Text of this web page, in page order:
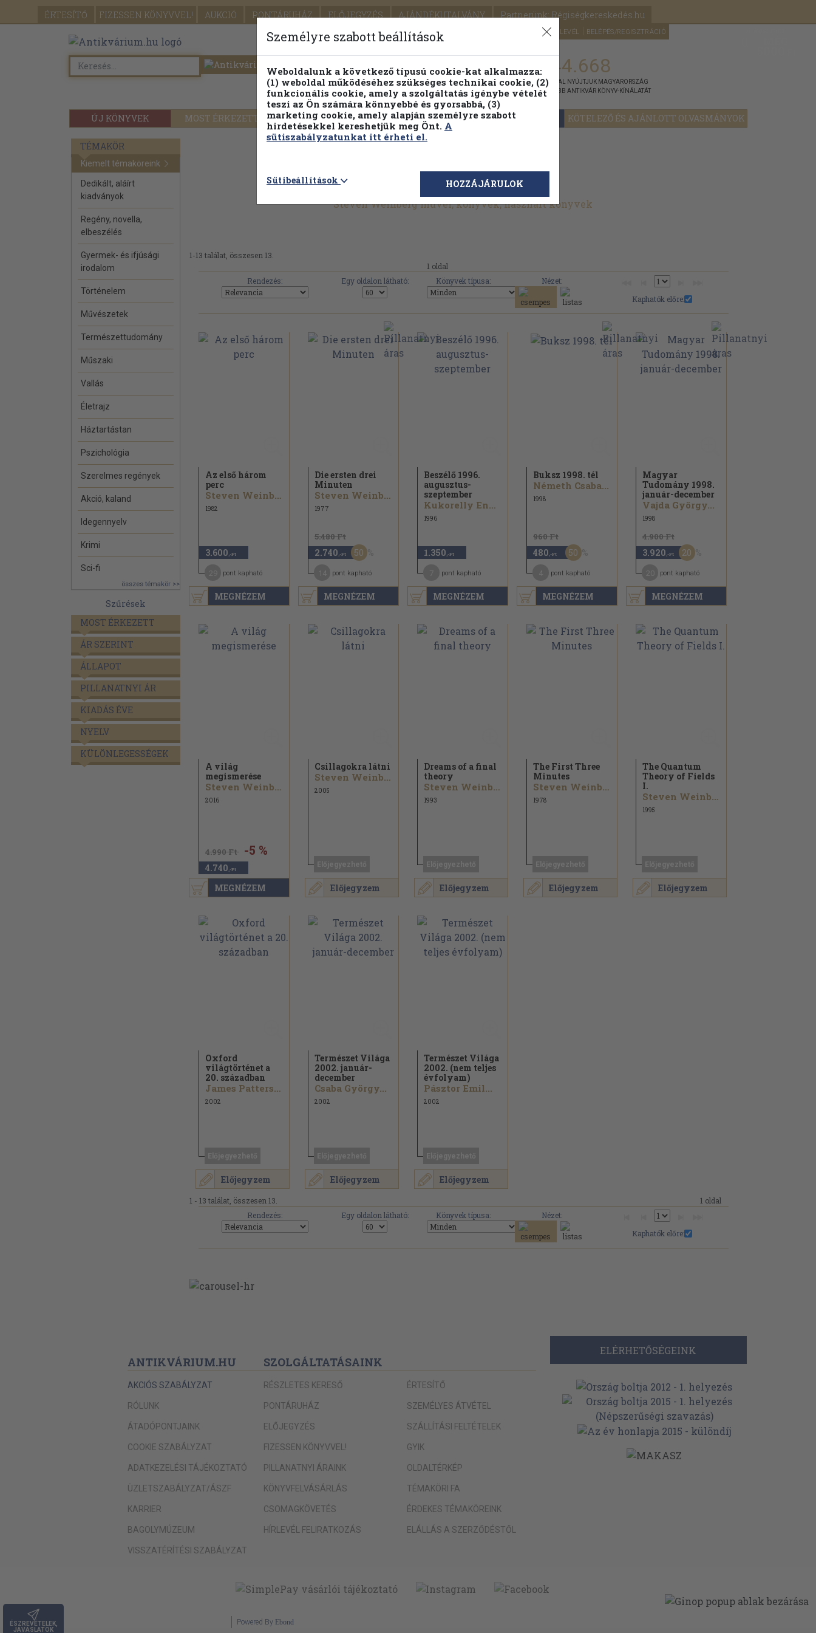
ÉRTESÍTŐ FIZESSEN KÖNYVVEL! AUKCIÓ PONTÁRUHÁZ ELŐJEGYZÉS AJÁNDÉKUTALVÁNY Partnerünk: Régiségkereskedés.hu
SEGÍTSÉG HÍRLEVÉL BELÉPÉS/REGISZTRÁCIÓ
ÚJ KÖNYVEK MOST ÉRKEZETT PILLANATNYI ÁRAINK FENNTARTHATÓ OLVASMÁNYOK KÖTELEZŐ ÉS AJÁNLOTT OLVASMÁNYOK
Részletes kereső Témaköri fa 1.144.668
KIADVÁNNYAL NYÚJTJUK MAGYARORSZÁG
LEGNAGYOBB ANTIKVÁR KÖNYV-KÍNÁLATÁT
ÉSZREVÉTELEK,
JAVASLATOK
TÉMAKÖR
Kiemelt témaköreink
Dedikált, aláírt
kiadványok
Regény, novella,
elbeszélés
Gyermek- és ifjúsági
irodalom
Történelem
Művészetek
Természettudomány
Műszaki
Vallás
Életrajz
Háztartástan
Pszichológia
Szerelmes regények
Akció, kaland
Idegennyelv
Krimi
Sci-fi
összes témakör >>
Szűrések
MOST ÉRKEZETT
ÁR SZERINT
ÁLLAPOT
PILLANATNYI ÁR
KIADÁS ÉVE
NYELV
KÜLÖNLEGESSÉGEK
Steven Weinberg művei, könyvek, használt könyvek
1-13 találat, összesen 13.
1 oldal
Rendezés:
Egy oldalon látható: Könyvek típusa:
Nézet:
Kaphatók előre:
MEGNÉZEM
Az első három
perc
Steven Weinberg
1982
3.600 ,-Ft
pont kapható
MEGNÉZEM
Die ersten drei
Minuten
Steven Weinberg
1977
5.480 Ft
2.740 ,-Ft 50
pont kapható
MEGNÉZEM
Beszélő 1996.
augusztus-
szeptember
Kukorelly Endre...
1996
1.350 ,-Ft
pont kapható
MEGNÉZEM
Buksz 1998. tél
Németh Csaba...
1998
960 Ft
480 ,-Ft 50
pont kapható
MEGNÉZEM
Magyar
Tudomány 1998.
január-december
Vajda György...
1998
4.900 Ft
3.920 ,-Ft 20
pont kapható
MEGNÉZEM
A világ
megismerése
Steven Weinberg
2016
4.990 Ft -5 %
4.740 ,-Ft
Előjegyzem
Csillagokra látni
Steven Weinberg
2005
Előjegyzem
Dreams of a final
theory
Steven Weinberg
1993
Előjegyzem
The First Three
Minutes
Steven Weinberg
1978
Előjegyzem
The Quantum
Theory of Fields
I.
Steven Weinberg
1995
Előjegyzem
Oxford
világtörténet a
20. században
James Patterson...
2002
Előjegyzem
Természet Világa
2002. január-
december
Csaba György...
2002
Előjegyzem
Természet Világa
2002. (nem teljes
évfolyam)
Pásztor Emil...
2002
1 - 13 találat, összesen 13.
1 oldal
Rendezés:
Egy oldalon látható: Könyvek típusa:
Nézet:
Kaphatók előre:
ANTIKVÁRIUM.HU
AKCIÓS SZABÁLYZAT
RÓLUNK
ÁTADÓPONTJAINK
COOKIE SZABÁLYZAT
ADATKEZELÉSI TÁJÉKOZTATÓ
ÜZLETSZABÁLYZAT/ÁSZF
KARRIER
BAGOLYMÚZEUM
VISSZATÉRÍTÉSI SZABÁLYZAT
SZOLGÁLTATÁSAINK
RÉSZLETES KERESŐ
PONTÁRUHÁZ
ELŐJEGYZÉS
FIZESSEN KÖNYVVEL!
PILLANATNYI ÁRAINK
KÖNYVFELVÁSÁRLÁS
CSOMAGKÖVETÉS
HÍRLEVÉL FELIRATKOZÁS
ÉRTESÍTŐ
SZEMÉLYES ÁTVÉTEL
SZÁLLÍTÁSI FELTÉTELEK
GYIK
OLDALTÉRKÉP
TÉMAKÖRI FA
ÉRDEKES TÉMAKÖREINK
ELÁLLÁS A SZERZŐDÉSTŐL
ELÉRHETŐSÉGEINK
Powered By Ebond
Személyre szabott beállítások
Weboldalunk a következő típusú cookie-kat alkalmazza:
(1) weboldal működéséhez szükséges technikai cookie, (2)
funkcionális cookie, amely a szolgáltatás igénybe vételét
teszi az Ön számára könnyebbé és gyorsabbá, (3)
marketing cookie, amely alapján személyre szabott
hirdetésekkel kereshetjük meg Önt. A
sütiszabályzatunkat itt érheti el.
Sütibeállítások HOZZÁJÁRULOK